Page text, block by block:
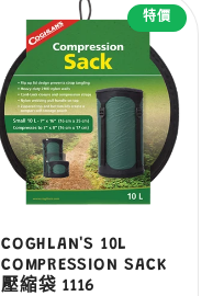
特價
COGHLAN'S 10L
COMPRESSION SACK
壓縮袋 1116